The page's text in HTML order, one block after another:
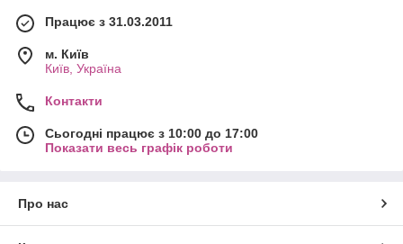
Працює з 31.03.2011
м. Київ
Київ, Україна
Контакти
Сьогодні працює з 10:00 до 17:00
Показати весь графік роботи
Про нас